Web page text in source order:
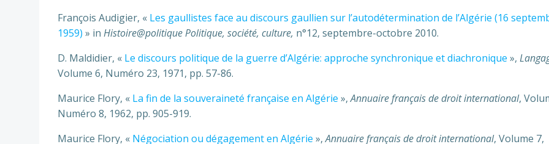
François Audigier, « Les gaullistes face au discours gaullien sur l’autodétermination de l’Algérie (16
1959) » in Histoire@politique Politique, société, culture, n°12, septembre-octobre 2010.
D. Maldidier, « Le discours politique de la guerre d’Algérie: approche synchronique et diachronique »,
Volume 6, Numéro 23, 1971, pp. 57-86.
Maurice Flory, « La fin de la souveraineté française en Algérie »,Annuaire français de droit international,
Numéro 8, 1962, pp. 905-919.
Maurice Flory, « Négociation ou dégagement en Algérie »,Annuaire français de droit international, Volume 7,